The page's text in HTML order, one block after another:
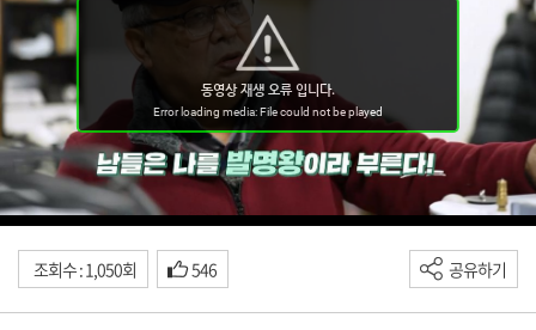
조회수 : 1,050회 546 공유하기